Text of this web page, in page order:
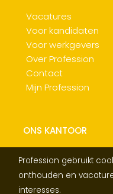
Vacatures
Voor kandidaten
Voor werkgevers
Over Profession
Contact
Mijn Profession
ONS KANTOOR
Profession gebruikt
onthouden en
interesses.